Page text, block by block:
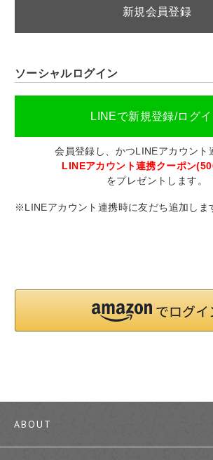
新規会員登録
ソーシャルログイン
LINEで新規登録/ログイ
会員登録し、かつLINEアカウント
LINEアカウント連携クーポン
をプレゼントします。
※LINEアカウント連携時に友だち追加しま
ABOUT